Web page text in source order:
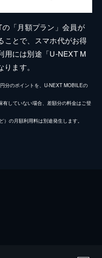
「月額プラン」会員が
ことで、スマホ代がお得
用には別途「U-NEXT M
ます。
分のポイントを、U-NEXT MOBILEの
していない場合、差額分の料金はご登
の月額利用料は別途発生します。